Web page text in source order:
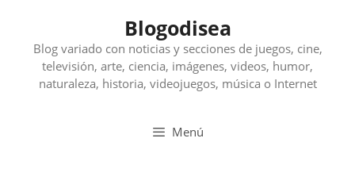
contenido
Blogodisea
Blog variado con noticias y secciones de juegos, cine,
televisión, arte, ciencia, imágenes, videos, humor,
naturaleza, historia, videojuegos, música o Internet
Menú